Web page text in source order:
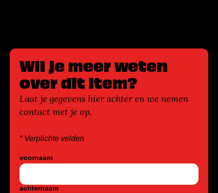
Wil je meer weten
over dit item?
Laat je gegevens hier achter en we nemen
contact met je op.
* Verplichte velden
voornaam
achternaam